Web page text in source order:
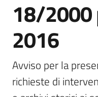
Leggi
Atti
Bandi
Menu selezionato
Piani
Programmi
18/2000
2016
Avviso per la
richieste di